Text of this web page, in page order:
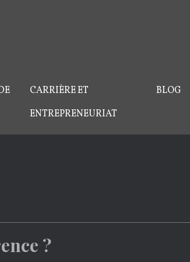
CARRIÈRE ET
ENTREPRENEURIAT
BLOG
?